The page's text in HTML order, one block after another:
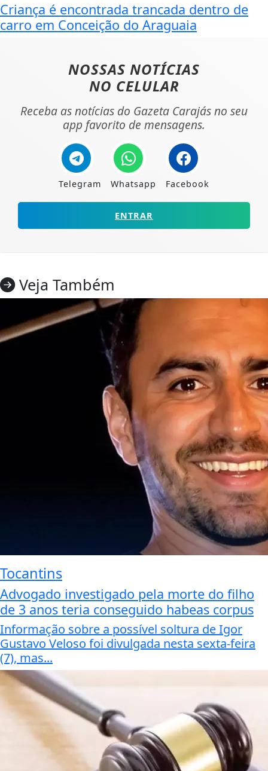
Criança é encontrada trancada dentro de
carro em Conceição do Araguaia
NOSSAS NOTÍCIAS
NO CELULAR
Receba as notícias do Gazeta Carajás no seu
app favorito de mensagens.
Telegram Whatsapp Facebook
ENTRAR
Veja Também
Tocantins
Advogado investigado pela morte do filho
de 3 anos teria conseguido habeas corpus
Informação sobre a possível soltura de Igor
Gustavo Veloso foi divulgada nesta sexta-feira
(7), mas...